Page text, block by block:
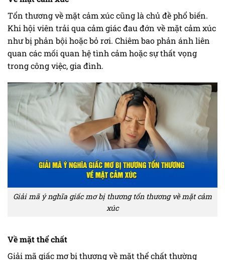
Tổn thương về mặt cảm xúc cũng là chủ đề phổ biến.
Khi hội viên trải qua cảm giác đau đớn về mặt cảm xúc
như bị phản bội hoặc bỏ rơi. Chiêm bao phản ánh liên
quan các mối quan hệ tình cảm hoặc sự thất vọng
trong công việc, gia đình.
Giải mã ý nghĩa giấc mơ bị thương tổn thương về mặt cảm
xúc
Về mặt thể chất
Giải mã giấc mơ bị thương về mặt thể chất thường